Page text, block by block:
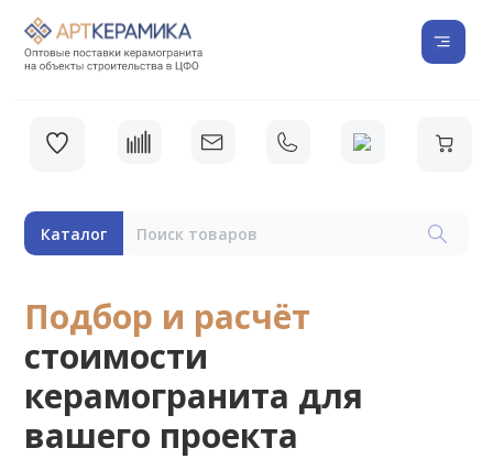
Каталог
Подбор и расчёт
стоимости
керамогранита для
вашего проекта